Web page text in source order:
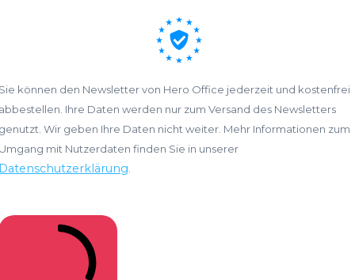
können den Newsletter von Hero Office jederzeit und kostenfrei
Ihre Daten werden nur zum Versand des Newsletters
Wir geben Ihre Daten nicht weiter. Mehr Informationen zum
mit Nutzerdaten finden Sie in unserer